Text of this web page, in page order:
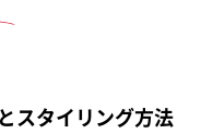
スタイリング方法